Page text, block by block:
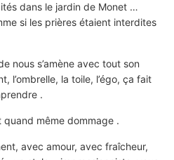
dans le jardin de Monet …
si les prières étaient interdites
nous s’amène avec tout son
l’ombrelle, la toile, l’égo, ça fait
.
quand même dommage .
avec amour, avec fraîcheur,